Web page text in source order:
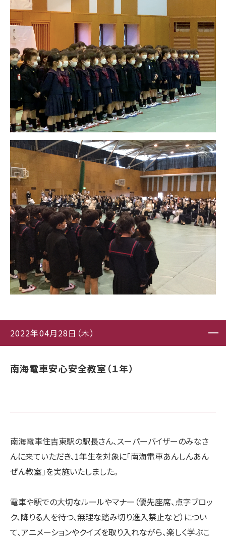
2022年04月28日（木）
南海電車安心安全教室（１年）
南海電車住吉東駅の駅長さん、スーパーバイザーのみなさ
んに来ていただき、1年生を対象に「南海電車あんしんあん
ぜん教室」を実施いたしました。
電車や駅での大切なルールやマナー（優先座席、点字ブロッ
ク、降りる人を待つ、無理な踏み切り進入禁止など）につい
て、アニメーションやクイズを取り入れながら、楽しく学ぶこ